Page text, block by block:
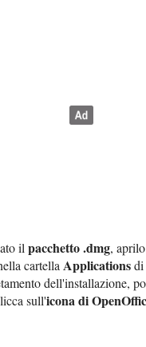
ilpacchetto .dmg,
cartella Applicationsdi
dell'installazione,
sull'icona di